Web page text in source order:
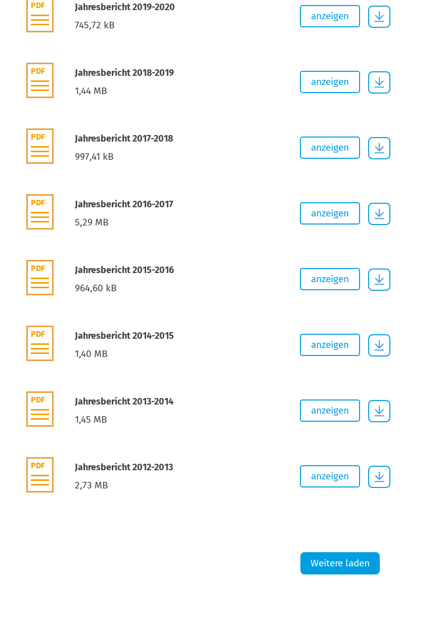
PDF Jahresbericht 2019-2020
745,72 kB
anzeigen
PDF Jahresbericht 2018-2019
1,44 MB
anzeigen
PDF Jahresbericht 2017-2018
997,41 kB
anzeigen
PDF Jahresbericht 2016-2017
5,29 MB
anzeigen
PDF Jahresbericht 2015-2016
964,60 kB
anzeigen
PDF Jahresbericht 2014-2015
1,40 MB
anzeigen
PDF Jahresbericht 2013-2014
1,45 MB
anzeigen
PDF Jahresbericht 2012-2013
2,73 MB
anzeigen
Weitere laden